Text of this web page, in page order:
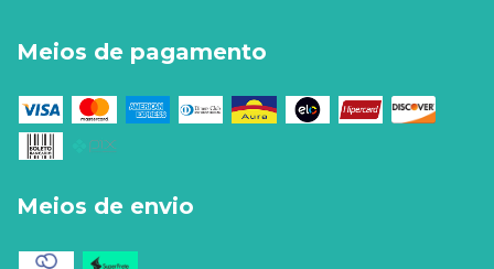
Meios de pagamento
Meios de envio